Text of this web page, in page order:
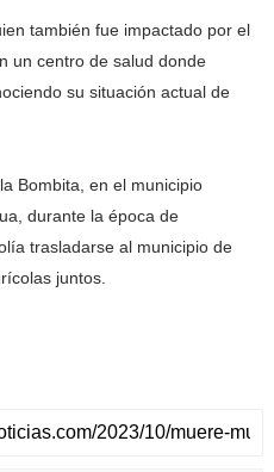
también fue impactado por el
un centro de salud donde
su situación actual de
Bombita, en el municipio
durante la época de
trasladarse al municipio de
juntos.